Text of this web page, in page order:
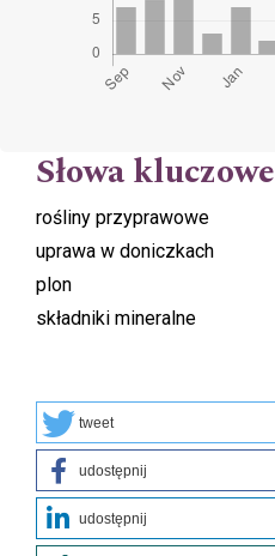
Słowa kluczowe
rośliny przyprawowe
uprawa w doniczkach
plon
składniki mineralne
tweet
udostępnij
udostępnij